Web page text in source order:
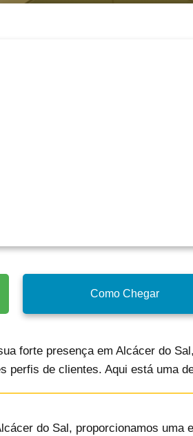
Como Chegar
forte presença em Alcácer do
perfis de clientes. Aqui está uma
do Sal, proporcionamos uma